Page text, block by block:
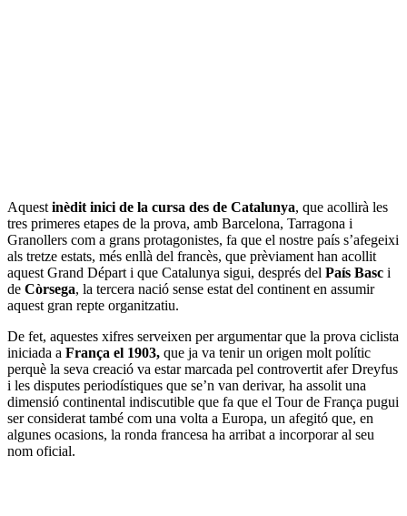
Aquest inèdit inici de la cursa des de Catalunya, que acollirà les
tres primeres etapes de la prova, amb Barcelona, Tarragona i
Granollers com a grans protagonistes, fa que el nostre país s’afegeixi
als tretze estats, més enllà del francès, que prèviament han acollit
aquest Grand Départ i que Catalunya sigui, després del País Basc i
de Còrsega, la tercera nació sense estat del continent en assumir
aquest gran repte organitzatiu.
De fet, aquestes xifres serveixen per argumentar que la prova ciclista
iniciada a França el 1903, que ja va tenir un origen molt polític
perquè la seva creació va estar marcada pel controvertit afer Dreyfus
i les disputes periodístiques que se’n van derivar, ha assolit una
dimensió continental indiscutible que fa que el Tour de França pugui
ser considerat també com una volta a Europa, un afegitó que, en
algunes ocasions, la ronda francesa ha arribat a incorporar al seu
nom oficial.